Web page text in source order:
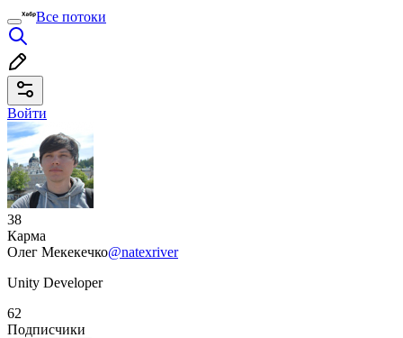
Все потоки
Войти
38
Карма
Олег Мекекечко@natexriver
Unity Developer
62
Подписчики